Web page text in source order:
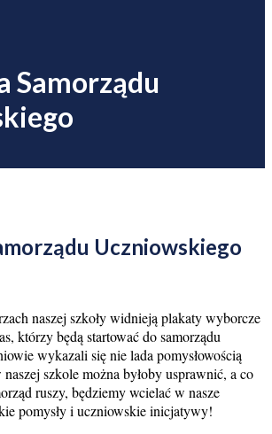
Samorządu
Uczniowskiego
naszej szkoły widnieją plakaty wyborcze
którzy będą startować do samorządu
wykazali się nie lada pomysłowością
szkole można byłoby usprawnić, a co
ruszy, będziemy wcielać w nasze
pomysły i uczniowskie inicjatywy!